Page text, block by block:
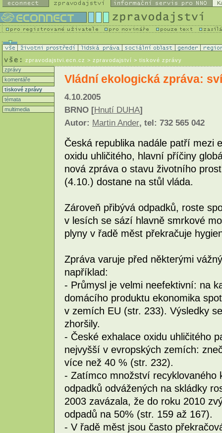
zpravodajstvi.ecn.cz > zpravodajství > tiskové zprávy
zprávy
komentáře
tiskové zprávy
témata
multimedia
Vládní ekologická zpráva:
4.10.2005
BRNO [Hnutí DUHA]
Autor: Martin Ander, tel: 732 565 042
Česká republika nadále patří mezi
oxidu uhličitého, hlavní příčiny
nová zpráva o stavu životního
(4.10.) dostane na stůl vláda.
Zároveň přibývá odpadků, roste
v lesích se sází hlavně smrkové
plyny v řadě měst překračuje
Zpráva varuje před některými
například:
- Průmysl je velmi neefektivní: na
domácího produktu ekonomika
v zemích EU (str. 233). Výsledky
zhoršily.
- České exhalace oxidu uhličitého
nejvyšší v evropských zemích:
více než 40 % (str. 232).
- Zatímco množství recyklovaného
odpadků odvážených na skládky
2003 zavázala, že do roku 2010
odpadů na 50% (str. 159 až 167).
- V řadě měst jsou často